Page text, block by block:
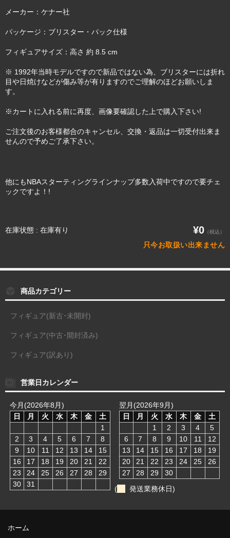
メーカー：ケナー社
パッケージ：ブリスター・パック仕様
フィギュアサイズ：高さ 約 8.5 cm
※ 1992年当時モデルですので新品ではない為、ブリスターには折れ
目や日焼けなどが傷み等が有りますのでご理解のほどお願いしま
す。
※カートに入れる前に再度、画像要確認した上で購入下さい!
ご注文後のお客様都合のキャンセル、交換・返品は一切受付出来ま
せんので予めご了承下さい。
他にもNBAスターティングラインナップ多数入荷中ですので要チェ
ックですよ！!
在庫状態 : 在庫有り ¥0 （税込）
只今お取扱い出来ません
商品カテゴリー
フィギュア(新古･未開封)
フィギュア(中古･開封済み)
フィギュア(訳あり)
営業日カレンダー
今月(2026年8月)
日
月 火 水 木 金
土
1
2
3 4 5 6 7
8
9
10 11 12 13 14
15
16
17 18 19 20 21
22
23
24 25 26 27 28
29
30
31
翌月(2026年9月)
日
月 火 水 木 金
土
1
2 3 4
5
6
7 8 9 10 11
12
13
14 15 16 17 18
19
20
21 22 23 24 25
26
27
28 29
30
(
発送業務休日)
ホーム